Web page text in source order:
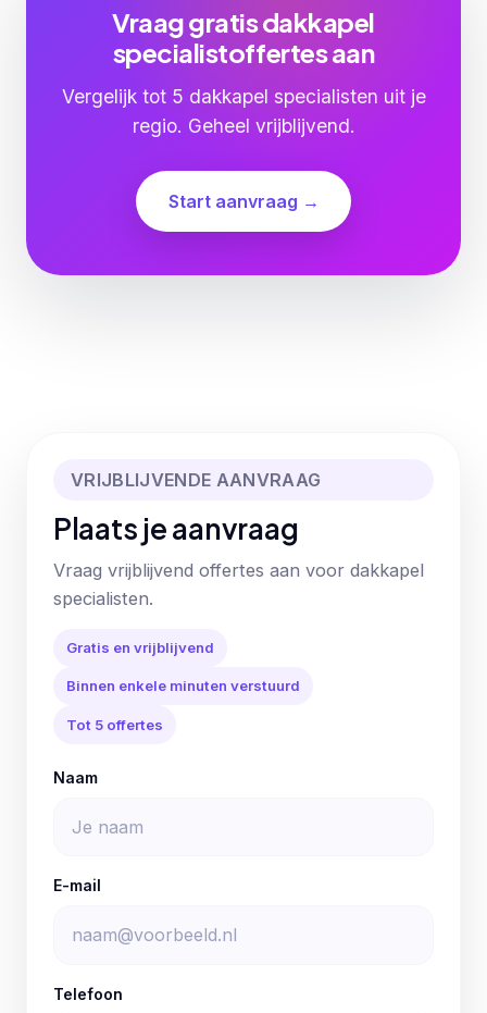
Vraag gratis dakkapel
specialistoffertes aan
Vergelijk tot 5 dakkapel specialisten uit je
regio. Geheel vrijblijvend.
Start aanvraag →
VRIJBLIJVENDE AANVRAAG
Plaats je aanvraag
Vraag vrijblijvend offertes aan voor dakkapel
specialisten.
Gratis en vrijblijvend
Binnen enkele minuten verstuurd
Tot 5 offertes
Naam
E-mail
Telefoon